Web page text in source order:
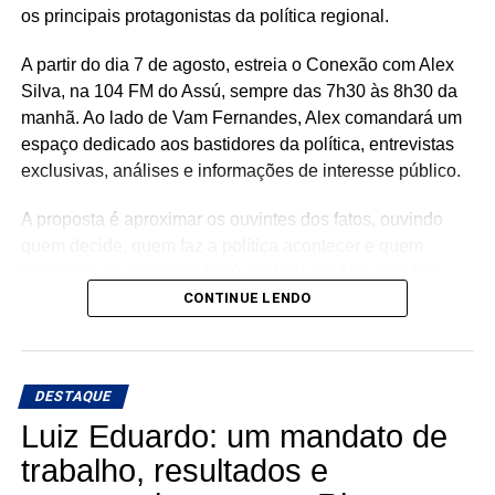
presença nos municípios e por investimentos que
os principais protagonistas da política regional.
A partir do dia 7 de agosto, estreia o Conexão com Alex
Silva, na 104 FM do Assú, sempre das 7h30 às 8h30 da
manhã. Ao lado de Vam Fernandes, Alex comandará um
espaço dedicado aos bastidores da política, entrevistas
exclusivas, análises e informações de interesse público.
A proposta é aproximar os ouvintes dos fatos, ouvindo
🎙️ O rádio ganha um novo espaço para o debate, a
Conexão com Alex Silva: onde a notícia ganha voz e os
bastidores viram informação.
CONTINUE LENDO
DESTAQUE
Luiz Eduardo: um mandato de
trabalho, resultados e